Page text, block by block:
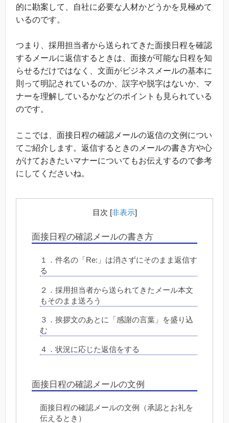
的に勘案して、自社に必要な人材かどうかを見極めて
いるのです。
つまり、採用担当者から送られてきた面接日程を確認
するメールに返信するときは、面接が可能な日程を知
らせるだけではなく、文面がビジネスメールの基本に
則って明記されているのか、誤字や脱字はないか、マ
ナーを理解しているかなどのポイントも見られている
のです。
ここでは、面接日程の確認メールの返信の文例につい
てご紹介します。返信するときのメールの書き方や心
がけておきたいマナーについてもお伝えするので参考
にしてくださいね。
目次 [非表示]
面接日程の確認メールの書き方
１．件名の「Re:」は消さずにそのまま返信す
る
２．採用担当者から送られてきたメール本文
もそのまま送ろう
３．挨拶文のあとに「感謝の言葉」を盛り込
む
４．状況に応じた返信をする
面接日程の確認メールの文例
面接日程の確認メールの文例（承認とお礼を
伝えるとき）